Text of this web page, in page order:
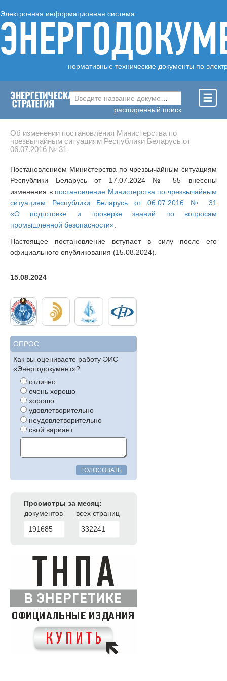
Электронная информационная система
нормативные технические документы по
Введите название документа ...
расширенный поиск
Об изменении постановления Министерства по
чрезвычайным ситуациям Республики Беларусь от
06.07.2016 № 31
Постановлением Министерства по чрезвычайным ситуациям
Республики Беларусь от 17.07.2024 № 55 внесены
изменения в постановление Министерства по чрезвычайным
ситуациям Республики Беларусь от 06.07.2016 № 31
«О подготовке и проверке знаний по вопросам
промышленной безопасности».
Настоящее постановление вступает в силу после его
официального опубликования (15.08.2024).
15.08.2024
ОПРОС
Как вы оцениваете работу ЭИС
«Энергодокумент»?
отлично
очень хорошо
хорошо
удовлетворительно
неудовлетворительно
свой вариант
ГОЛОСОВАТЬ
Просмотры за месяц:
документов
всех страниц
191685
332241